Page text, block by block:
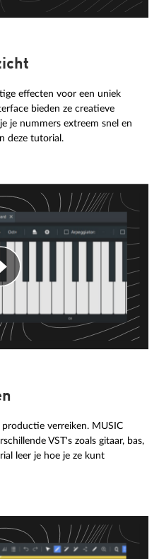
effecten voor een uniek
bieden ze creatieve
je nummers extreem snel en
deze tutorial.
verreiken. MUSIC
VST's zoals gitaar, bas,
leer je hoe je ze kunt